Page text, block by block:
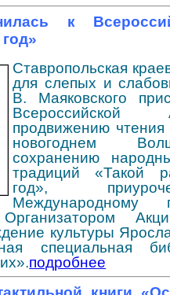
к
Ставропольская
для слепых и
В. Маяковского
продвижению
новогоднем
сохранению
традиций «Такой
год»,
Международному
Организатором
культуры
специальная
подробнее